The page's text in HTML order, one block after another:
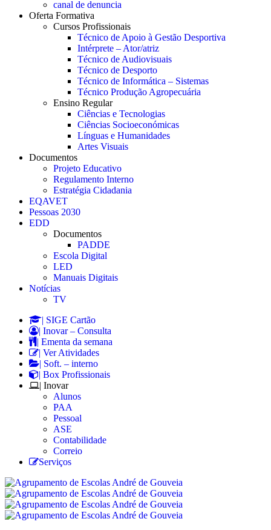
canal de denuncia
Oferta Formativa
Cursos Profissionais
Técnico de Apoio à Gestão Desportiva
Intérprete – Ator/atriz
Técnico de Audiovisuais
Técnico de Desporto
Técnico de Informática – Sistemas
Técnico Produção Agropecuária
Ensino Regular
Ciências e Tecnologias
Ciências Socioeconómicas
Línguas e Humanidades
Artes Visuais
Documentos
Projeto Educativo
Regulamento Interno
Estratégia Cidadania
EQAVET
Pessoas 2030
EDD
Documentos
PADDE
Escola Digital
LED
Manuais Digitais
Notícias
TV
| SIGE Cartão
| Inovar – Consulta
| Ementa da semana
| Ver Atividades
| Soft. – interno
| Box Profissionais
| Inovar
Alunos
PAA
Pessoal
ASE
Contabilidade
Correio
Serviços